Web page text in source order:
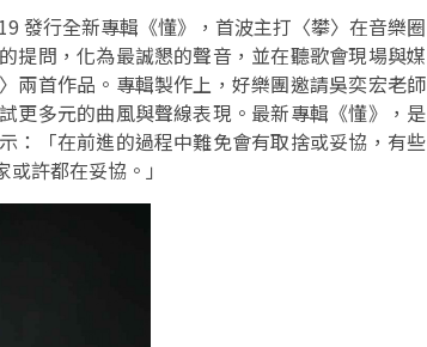
發行全新專輯《懂》，首波主打〈攀〉在音樂圈
提問，化為最誠懇的聲音，並在聽歌會現場與媒
兩首作品。專輯製作上，好樂團邀請吳奕宏老師
更多元的曲風與聲線表現。最新專輯《懂》，是
：「在前進的過程中難免會有取捨或妥協，有些
許都在妥協。」